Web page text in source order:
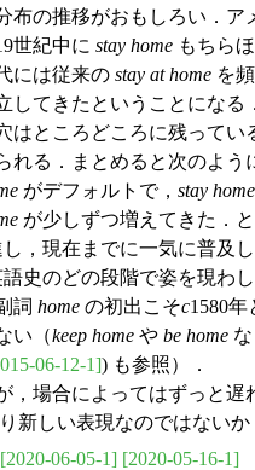
布の推移がおもしろい．ア
世紀中に stay home もちら
には従来の stay at home を
してきたということになる
ところどころに残ってい
れる．まとめると次のよ
がデフォルトで， stay home
が少しずつ増えてきた．
，現在までに一気に普及
語史のどの段階で姿を現わ
詞 home の初出こそc1580
い（keep home や be home
06-12-1]) も参照）．
場合によってはずっと遅
新しい表現なのではないか
[2020-06-05-1] [2020-05-16-1]